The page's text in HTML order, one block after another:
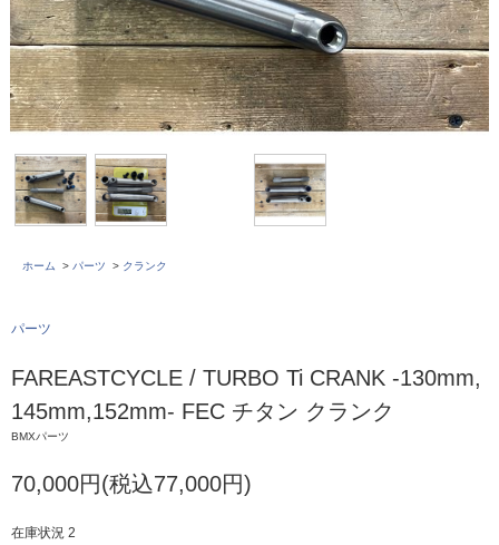
ホーム > パーツ > クランク
パーツ
FAREASTCYCLE / TURBO Ti CRANK -130mm,
145mm,152mm- FEC チタン クランク
BMXパーツ
70,000円(税込77,000円)
在庫状況 2